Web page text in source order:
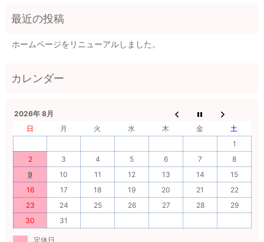
ホームページをリニューアルしました。
2026年 8月
日
月 火 水 木 金
土
1
2
3 4 5 6 7
8
9
10 11 12 13 14
15
16
17 18 19 20 21
22
23
24 25 26 27 28
29
30
31
定休日